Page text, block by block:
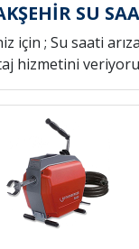
SU
için ; Su saati
hizmetini